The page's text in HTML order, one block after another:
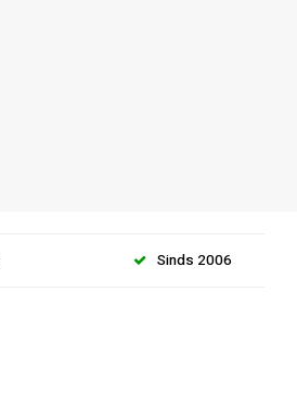
Sinds 2006